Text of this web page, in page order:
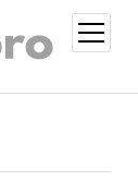
open
menu